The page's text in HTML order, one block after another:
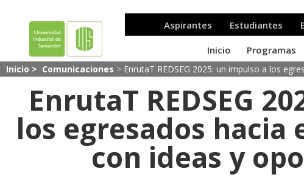
Inicio > Comunicaciones > EnrutaT REDSEG 2025: un impulso a los
EnrutaT REDSEG
los egresados
con ideas y